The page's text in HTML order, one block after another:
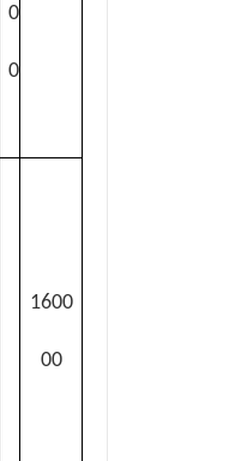
0
0
1600
00